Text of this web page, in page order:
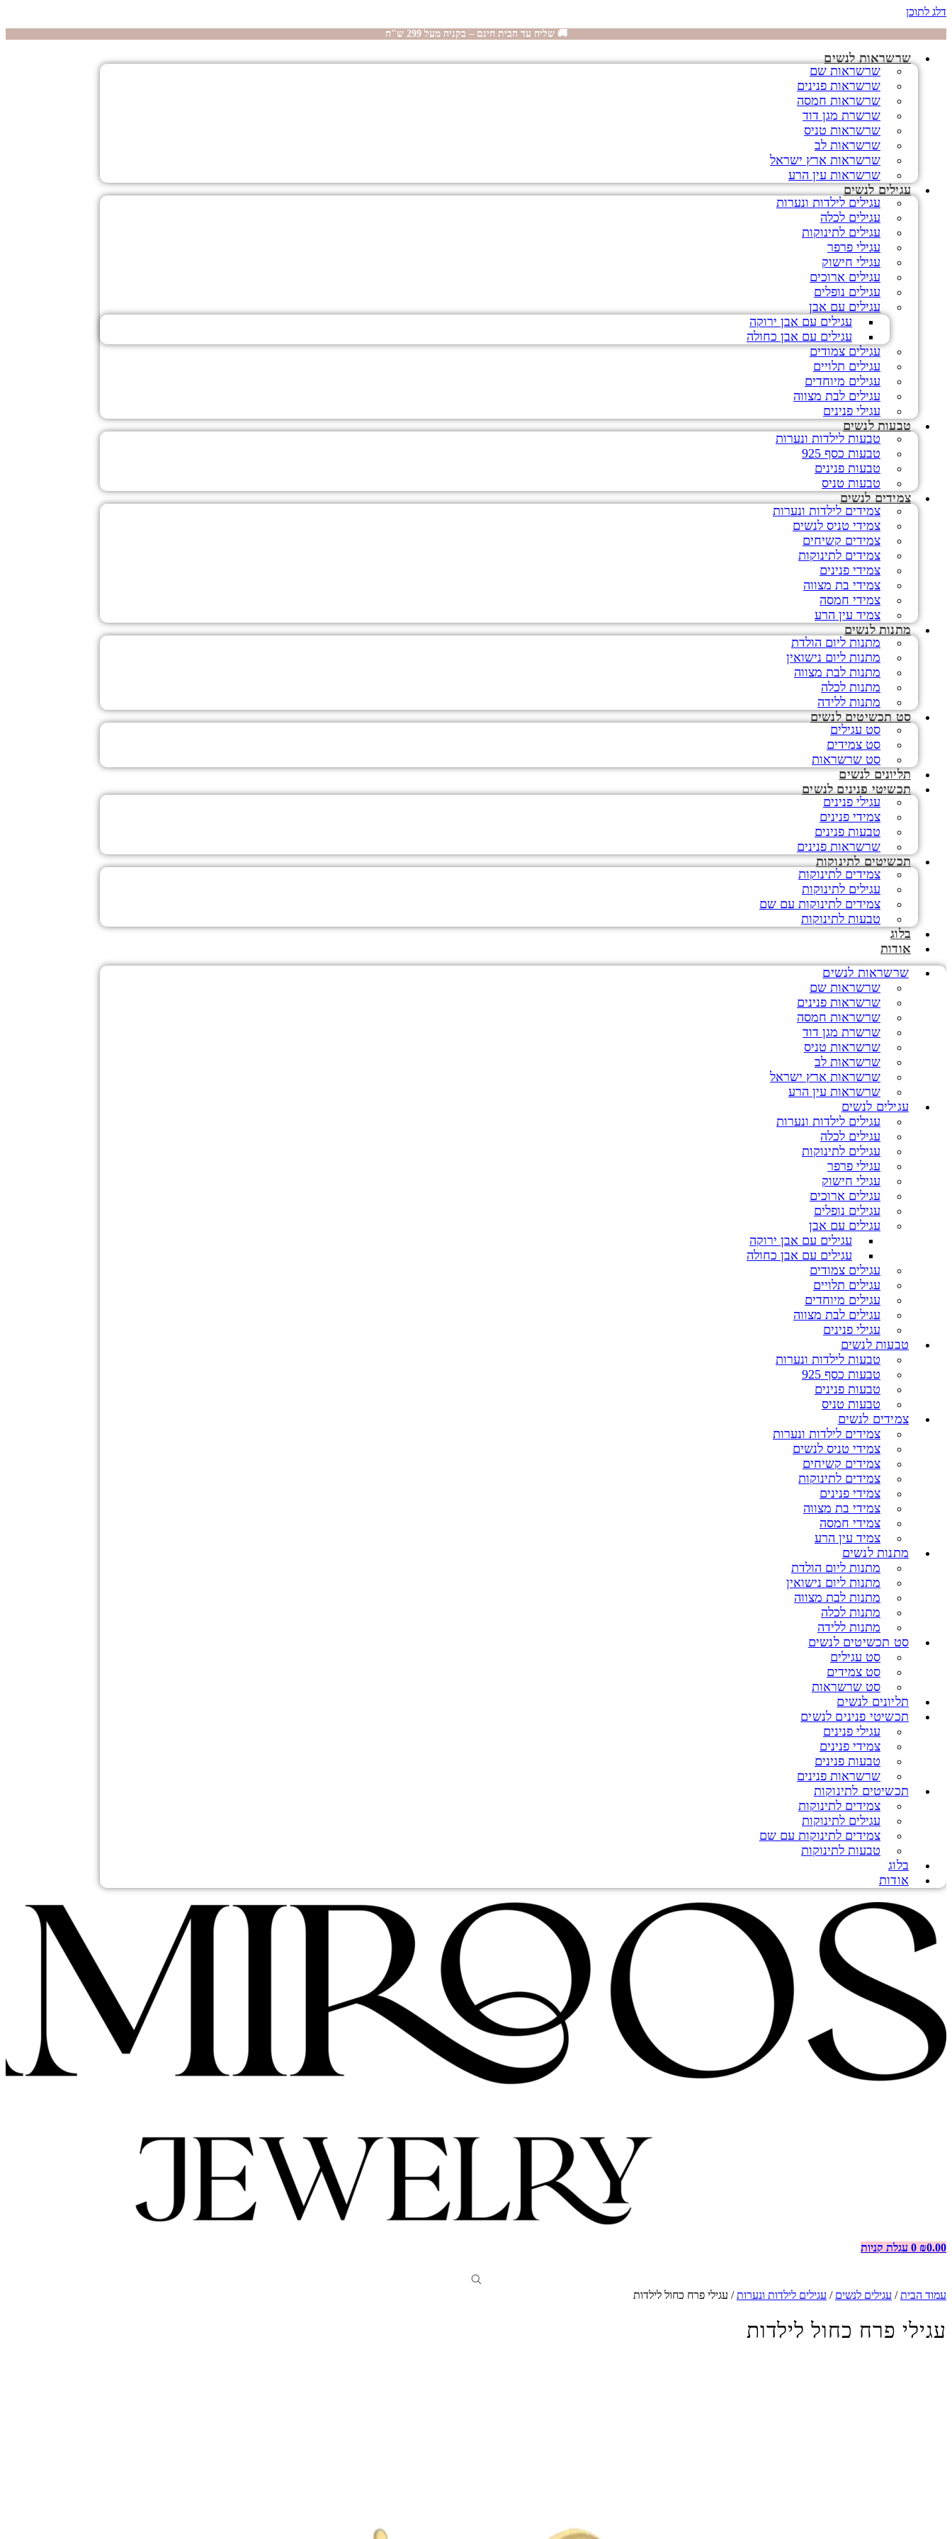
דלג לתוכן
🚚 שליח עד הבית חינם – בקניה מעל 299 ש"ח
שרשראות לנשים
שרשראות שם
שרשראות פנינים
שרשראות חמסה
שרשרת מגן דוד
שרשראות טניס
שרשראות לב
שרשראות ארץ ישראל
שרשראות עין הרע
עגילים לנשים
עגילים לילדות ונערות
עגילים לכלה
עגילים לתינוקות
עגילי פרפר
עגילי חישוק
עגילים ארוכים
עגילים נופלים
עגילים עם אבן
עגילים עם אבן ירוקה
עגילים עם אבן כחולה
עגילים צמודים
עגילים תלויים
עגילים מיוחדים
עגילים לבת מצווה
עגילי פנינים
טבעות לנשים
טבעות לילדות ונערות
טבעות כסף 925
טבעות פנינים
טבעות טניס
צמידים לנשים
צמידים לילדות ונערות
צמידי טניס לנשים
צמידים קשיחים
צמידים לתינוקות
צמידי פנינים
צמידי בת מצווה
צמידי חמסה
צמיד עין הרע
מתנות לנשים
מתנות ליום הולדת
מתנות ליום נישואין
מתנות לבת מצווה
מתנות לכלה
מתנות ללידה
סט תכשיטים לנשים
סט עגילים
סט צמידים
סט שרשראות
תליונים לנשים
תכשיטי פנינים לנשים
עגילי פנינים
צמידי פנינים
טבעות פנינים
שרשראות פנינים
תכשיטים לתינוקות
צמידים לתינוקות
עגילים לתינוקות
צמידים לתינוקות עם שם
טבעות לתינוקות
בלוג
אודות
שרשראות לנשים
שרשראות שם
שרשראות פנינים
שרשראות חמסה
שרשרת מגן דוד
שרשראות טניס
שרשראות לב
שרשראות ארץ ישראל
שרשראות עין הרע
עגילים לנשים
עגילים לילדות ונערות
עגילים לכלה
עגילים לתינוקות
עגילי פרפר
עגילי חישוק
עגילים ארוכים
עגילים נופלים
עגילים עם אבן
עגילים עם אבן ירוקה
עגילים עם אבן כחולה
עגילים צמודים
עגילים תלויים
עגילים מיוחדים
עגילים לבת מצווה
עגילי פנינים
טבעות לנשים
טבעות לילדות ונערות
טבעות כסף 925
טבעות פנינים
טבעות טניס
צמידים לנשים
צמידים לילדות ונערות
צמידי טניס לנשים
צמידים קשיחים
צמידים לתינוקות
צמידי פנינים
צמידי בת מצווה
צמידי חמסה
צמיד עין הרע
מתנות לנשים
מתנות ליום הולדת
מתנות ליום נישואין
מתנות לבת מצווה
מתנות לכלה
מתנות ללידה
סט תכשיטים לנשים
סט עגילים
סט צמידים
סט שרשראות
תליונים לנשים
תכשיטי פנינים לנשים
עגילי פנינים
צמידי פנינים
טבעות פנינים
שרשראות פנינים
תכשיטים לתינוקות
צמידים לתינוקות
עגילים לתינוקות
צמידים לתינוקות עם שם
טבעות לתינוקות
בלוג
אודות
₪0.00
0 עגלת קניות
עמוד הבית/ עגילים לנשים / עגילים לילדות ונערות/ עגילי פרח כחול לילדות
עגילי פרח כחול לילדות